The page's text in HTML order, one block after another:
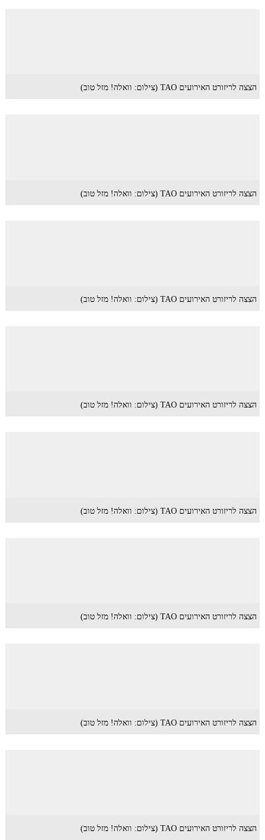
הצצה לריזורט האירועים TAO (צילום: וואלה! מזל טוב)
הצצה לריזורט האירועים TAO (צילום: וואלה! מזל טוב)
הצצה לריזורט האירועים TAO (צילום: וואלה! מזל טוב)
הצצה לריזורט האירועים TAO (צילום: וואלה! מזל טוב)
הצצה לריזורט האירועים TAO (צילום: וואלה! מזל טוב)
הצצה לריזורט האירועים TAO (צילום: וואלה! מזל טוב)
הצצה לריזורט האירועים TAO (צילום: וואלה! מזל טוב)
הצצה לריזורט האירועים TAO (צילום: וואלה! מזל טוב)